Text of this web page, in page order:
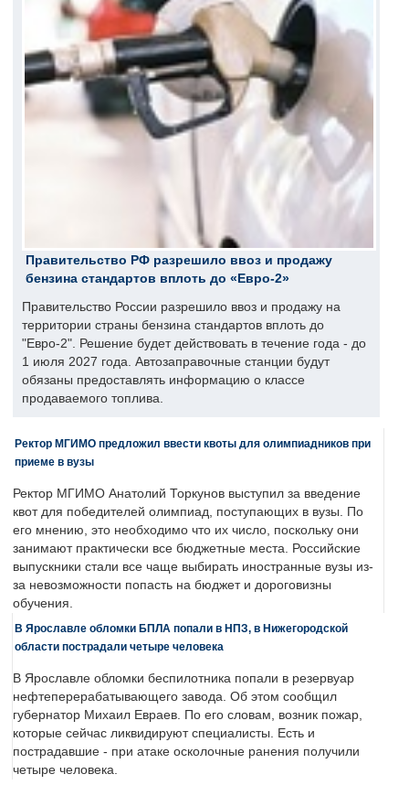
Правительство РФ разрешило ввоз и продажу
бензина стандартов вплоть до «Евро-2»
Правительство России разрешило ввоз и продажу на
территории страны бензина стандартов вплоть до
"Евро-2". Решение будет действовать в течение года - до
1 июля 2027 года. Автозаправочные станции будут
обязаны предоставлять информацию о классе
продаваемого топлива.
Ректор МГИМО предложил ввести квоты для олимпиадников при
приеме в вузы
Ректор МГИМО Анатолий Торкунов выступил за введение
квот для победителей олимпиад, поступающих в вузы. По
его мнению, это необходимо что их число, поскольку они
занимают практически все бюджетные места. Российские
выпускники стали все чаще выбирать иностранные вузы из-
за невозможности попасть на бюджет и дороговизны
обучения.
В Ярославле обломки БПЛА попали в НПЗ, в Нижегородской
области пострадали четыре человека
В Ярославле обломки беспилотника попали в резервуар
нефтеперерабатывающего завода. Об этом сообщил
губернатор Михаил Евраев. По его словам, возник пожар,
которые сейчас ликвидируют специалисты. Есть и
пострадавшие - при атаке осколочные ранения получили
четыре человека.